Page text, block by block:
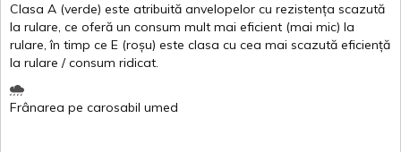
Clasa A (verde) este atribuită anvelopelor cu rezistența scazută
la rulare, ce oferă un consum mult mai eficient (mai mic) la
rulare,în timp ce E (roșu) este clasa cu cea mai scazută eficiență
la rulare /consum ridicat.
Frânarea pe carosabil umed